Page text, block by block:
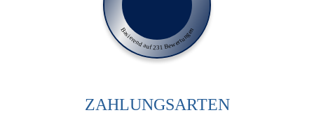
Basierend auf 231 Bewertungen
ZAHLUNGSARTEN